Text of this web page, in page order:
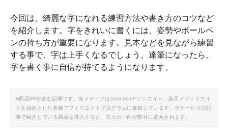
今回は、綺麗な字になれる練習方法や書き方のコツなど
を紹介します。字をきれいに書くには、姿勢やボールペ
ンの持ち方が重要になります。見本などを見ながら練習
する事で、字は上手くなるでしょう。達筆になったら、
字を書く事に自信が持てるようになります。
※商品PRを含む記事です。当メディアはAmazonアソシエイト、楽天アフィリエイ
トを始めとした各種アフィリエイトプログラムに参加しています。当サービスの記
事で紹介している商品を購入すると、売上の一部が弊社に還元されます。